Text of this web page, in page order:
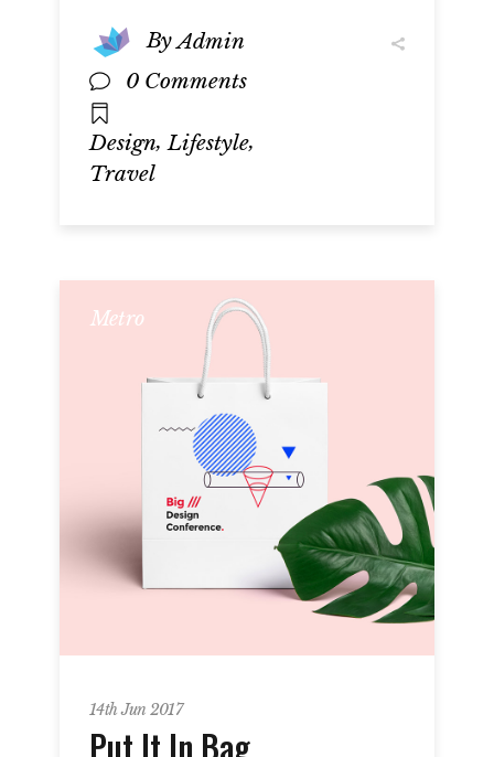
ByAdmin
0 Comments
Design, Lifestyle,
Travel
Metro
14th Jun 2017
Put It In Bag